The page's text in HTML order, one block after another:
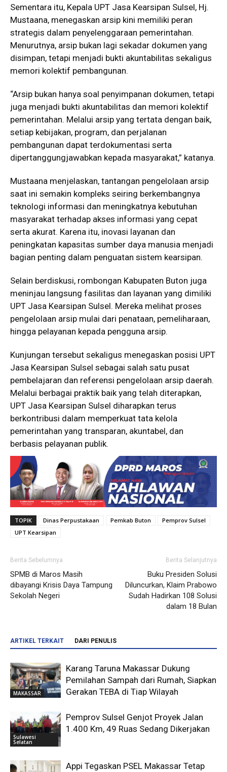
Sementara itu, Kepala UPT Jasa Kearsipan Sulsel, Hj.
Mustaana, menegaskan arsip kini memiliki peran
strategis dalam penyelenggaraan pemerintahan.
Menurutnya, arsip bukan lagi sekadar dokumen yang
disimpan, tetapi menjadi bukti akuntabilitas sekaligus
memori kolektif pembangunan.
“Arsip bukan hanya soal penyimpanan dokumen, tetapi
juga menjadi bukti akuntabilitas dan memori kolektif
pemerintahan. Melalui arsip yang tertata dengan baik,
setiap kebijakan, program, dan perjalanan
pembangunan dapat terdokumentasi serta
dipertanggungjawabkan kepada masyarakat,” katanya.
Mustaana menjelaskan, tantangan pengelolaan arsip
saat ini semakin kompleks seiring berkembangnya
teknologi informasi dan meningkatnya kebutuhan
masyarakat terhadap akses informasi yang cepat
serta akurat. Karena itu, inovasi layanan dan
peningkatan kapasitas sumber daya manusia menjadi
bagian penting dalam penguatan sistem kearsipan.
Selain berdiskusi, rombongan Kabupaten Buton juga
meninjau langsung fasilitas dan layanan yang dimiliki
UPT Jasa Kearsipan Sulsel. Mereka melihat proses
pengelolaan arsip mulai dari penataan, pemeliharaan,
hingga pelayanan kepada pengguna arsip.
Kunjungan tersebut sekaligus menegaskan posisi UPT
Jasa Kearsipan Sulsel sebagai salah satu pusat
pembelajaran dan referensi pengelolaan arsip daerah.
Melalui berbagai praktik baik yang telah diterapkan,
UPT Jasa Kearsipan Sulsel diharapkan terus
berkontribusi dalam memperkuat tata kelola
pemerintahan yang transparan, akuntabel, dan
berbasis pelayanan publik.
TOPIK Dinas Perpustakaan Pemkab Buton
Pemprov Sulsel
UPT Kearsipan
Berita Sebelumnya
SPMB di Maros Masih
dibayangi Krisis Daya Tampung
Sekolah Negeri
Berita Selanjutnya
Buku Presiden Solusi
Diluncurkan, Klaim Prabowo
Sudah Hadirkan 108 Solusi
dalam 18 Bulan
ARTIKEL TERKAIT DARI PENULIS
MAKASSAR
Karang Taruna Makassar Dukung
Pemilahan Sampah dari Rumah, Siapkan
Gerakan TEBA di Tiap Wilayah
Sulawesi
Selatan
Pemprov Sulsel Genjot Proyek Jalan
1.400 Km, 49 Ruas Sedang Dikerjakan
Appi Tegaskan PSEL Makassar Tetap